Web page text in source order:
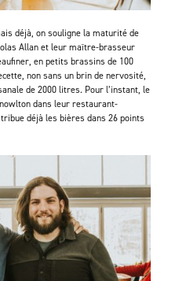
déjà, on souligne la maturité de
Allan et leur maître-brasseur
en petits brassins de 100
non sans un brin de nervosité,
de 2000 litres. Pour l’instant, le
dans leur restaurant-
déjà les bières dans 26 points